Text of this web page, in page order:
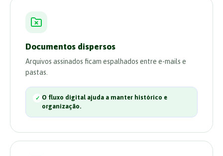
Documentos dispersos
Arquivos assinados ficam espalhados entre e-mails e
pastas.
O fluxo digital ajuda a manter histórico e
organização.